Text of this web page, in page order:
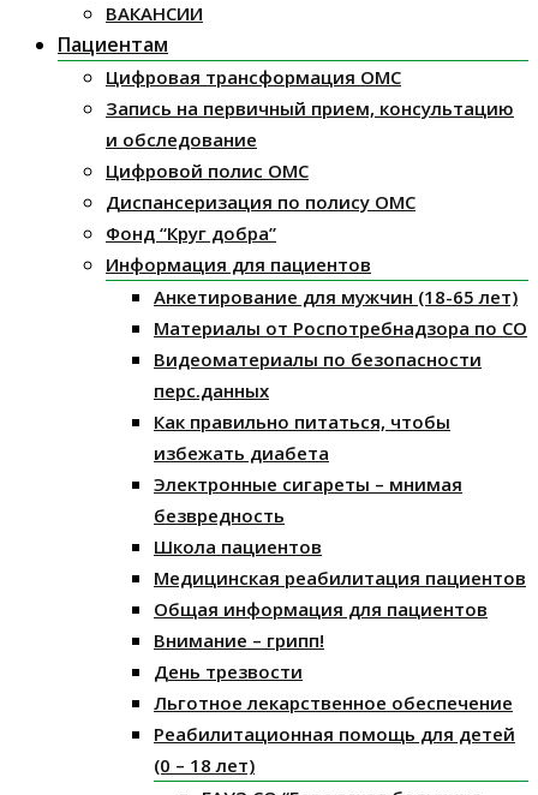
ВАКАНСИИ
Пациентам
Цифровая трансформация ОМС
Запись на первичный прием, консультацию
и обследование
Цифровой полис ОМС
Диспансеризация по полису ОМС
Фонд “Круг добра”
Информация для пациентов
Анкетирование для мужчин (18-65 лет)
Материалы от Роспотребнадзора по СО
Видеоматериалы по безопасности
перс.данных
Как правильно питаться, чтобы
избежать диабета
Электронные сигареты – мнимая
безвредность
Школа пациентов
Медицинская реабилитация пациентов
Общая информация для пациентов
Внимание – грипп!
День трезвости
Льготное лекарственное обеспечение
Реабилитационная помощь для детей
(0 – 18 лет)